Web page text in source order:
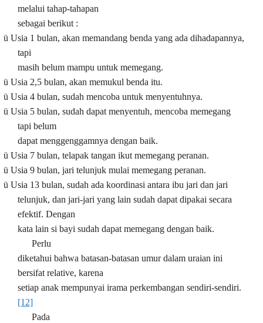
melalui tahap-tahapan
sebagai berikut :
ü Usia 1 bulan, akan memandang benda yang ada dihadapannya,
tapi
masih belum mampu untuk memegang.
ü Usia 2,5 bulan, akan memukul benda itu.
ü Usia 4 bulan, sudah mencoba untuk menyentuhnya.
ü Usia 5 bulan, sudah dapat menyentuh, mencoba memegang
tapi belum
dapat menggenggamnya dengan baik.
ü Usia 7 bulan, telapak tangan ikut memegang peranan.
ü Usia 9 bulan, jari telunjuk mulai memegang peranan.
ü Usia 13 bulan, sudah ada koordinasi antara ibu jari dan jari
telunjuk, dan jari-jari yang lain sudah dapat dipakai secara
efektif. Dengan
kata lain si bayi sudah dapat memegang dengan baik.
Perlu
diketahui bahwa batasan-batasan umur dalam uraian ini
bersifat relative, karena
setiap anak mempunyai irama perkembangan sendiri-sendiri.
[12]
Pada